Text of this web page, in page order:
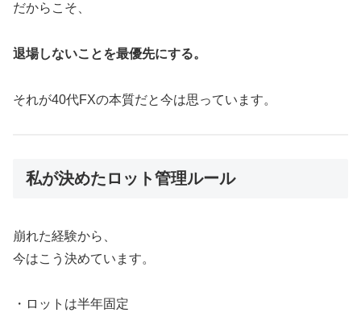
だからこそ、
退場しないことを最優先にする。
それが40代FXの本質だと今は思っています。
私が決めたロット管理ルール
崩れた経験から、
今はこう決めています。
・ロットは半年固定